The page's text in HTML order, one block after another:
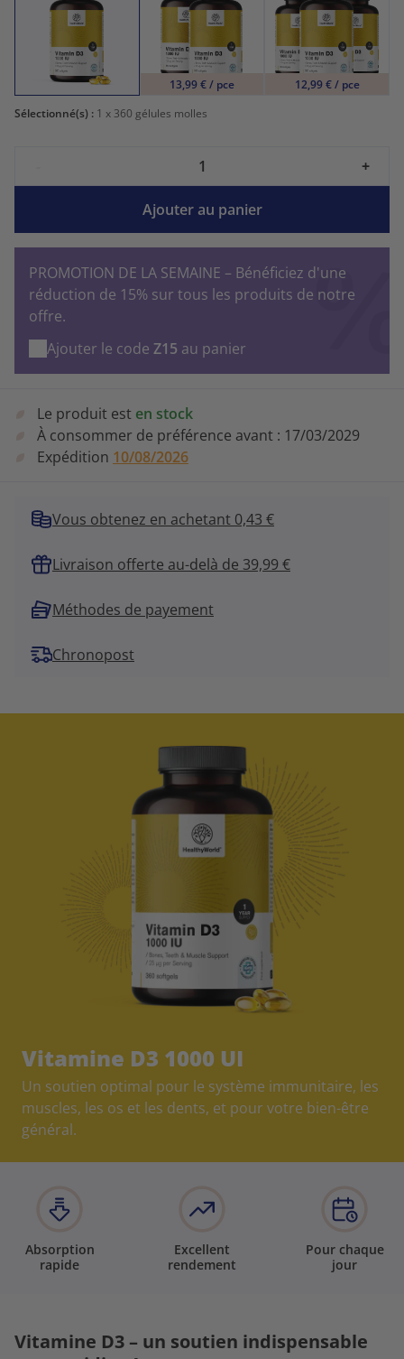
13,99 € / pce
12,99 € / pce
Sélectionné(s) : 1 x 360 gélules molles
+
Ajouter au panier
PROMOTION DE LA SEMAINE – Bénéficiez d'une
réduction de 15% sur tous les produits de notre
offre.
Ajouter le code Z15 au panier
Le produit est en stock
À consommer de préférence avant : 17/03/2029
Expédition 10/08/2026
Vous obtenez en achetant 0,43 €
Livraison offerte au-delà de 39,99 €
Méthodes de payement
Chronopost
Vitamine D3 1000 UI
Un soutien optimal pour le système immunitaire, les
muscles, les os et les dents, et pour votre bien-être
général.
Absorption
rapide
Excellent
rendement
Pour chaque
jour
Vitamine D3 – un soutien indispensable